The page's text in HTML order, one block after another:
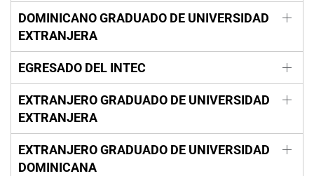
DOMINICANO GRADUADO DE UNIVERSIDAD
EXTRANJERA
EGRESADO DEL INTEC
EXTRANJERO GRADUADO DE UNIVERSIDAD
EXTRANJERA
EXTRANJERO GRADUADO DE UNIVERSIDAD
DOMINICANA